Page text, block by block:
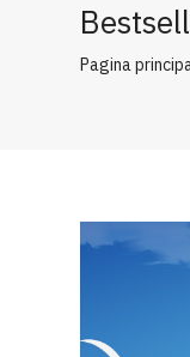
Pagina